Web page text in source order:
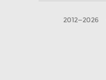
2012—2026